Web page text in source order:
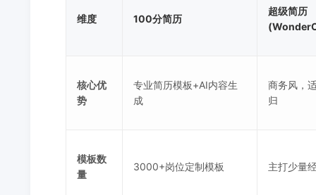
维度 100分简历
超级简历
核心优
势
专业简历模板+AI内容生
成
商务风，
归
模板数
量
3000+岗位定制模板 主打少量